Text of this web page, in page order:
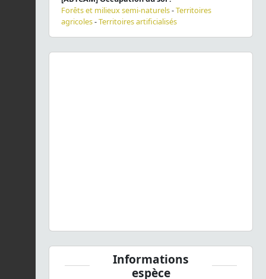
Forêts et milieux semi-naturels-Territoires
agricoles-Territoires artificialisés
Informations
espèce